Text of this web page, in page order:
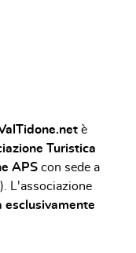
è
Turistica
APS con sede a
L'associazione
esclusivamente